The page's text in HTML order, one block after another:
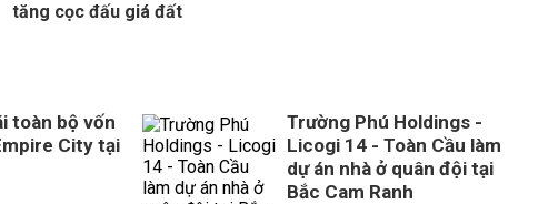
tăng cọc đấu giá đất
toàn bộ vốn
City tại
Trường Phú Holdings -
Licogi 14 - Toàn Cầu làm
dự án nhà ở quân đội tại
Bắc Cam Ranh